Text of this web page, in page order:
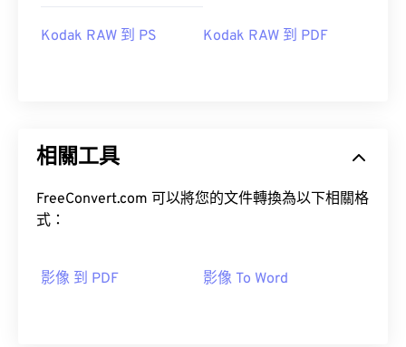
Kodak RAW 到 PS Kodak RAW 到 PDF
相關工具
FreeConvert.com 可以將您的文件轉換為以下相關格
式：
影像 到 PDF 影像 To Word